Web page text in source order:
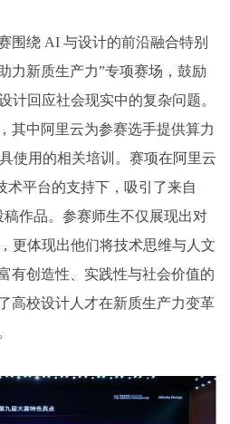
围绕 AI 与设计的前沿融合特别
力新质生产力”专项赛场，鼓励
计回应社会现实中的复杂问题。
其中阿里云为参赛选手提供算力
使用的相关培训。赛项在阿里云
术平台的支持下，吸引了来自
作品。参赛师生不仅展现出对
更体现出他们将技术思维与人文
有创造性、实践性与社会价值的
高校设计人才在新质生产力变革